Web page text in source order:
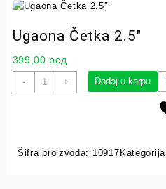
Ugaona Četka 2.5″
399,00 рсд
- + Dodaj u korpu
Šifra proizvoda: 10917